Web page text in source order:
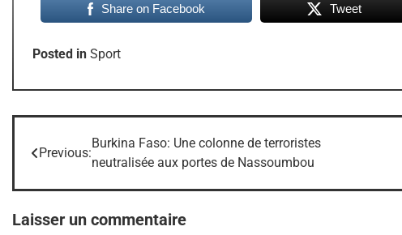
Share on Facebook Tweet
Posted in Sport
Navigation
Previous:
Burkina Faso: Une colonne de terroristes
neutralisée aux portes de Nassoumbou
Laisser un commentaire